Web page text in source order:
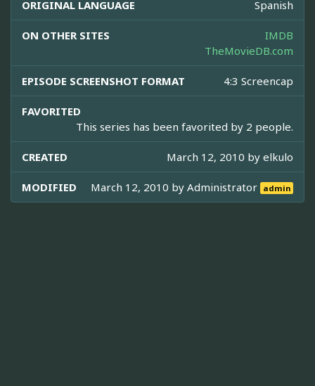
ORIGINAL LANGUAGE Spanish
ON OTHER SITES
IMDB
TheMovieDB.com
EPISODE SCREENSHOT FORMAT 4:3 Screencap
FAVORITED
This series has been favorited by 2 people.
CREATED March 12, 2010 by elkulo
MODIFIED March 12, 2010 byAdministrator admin